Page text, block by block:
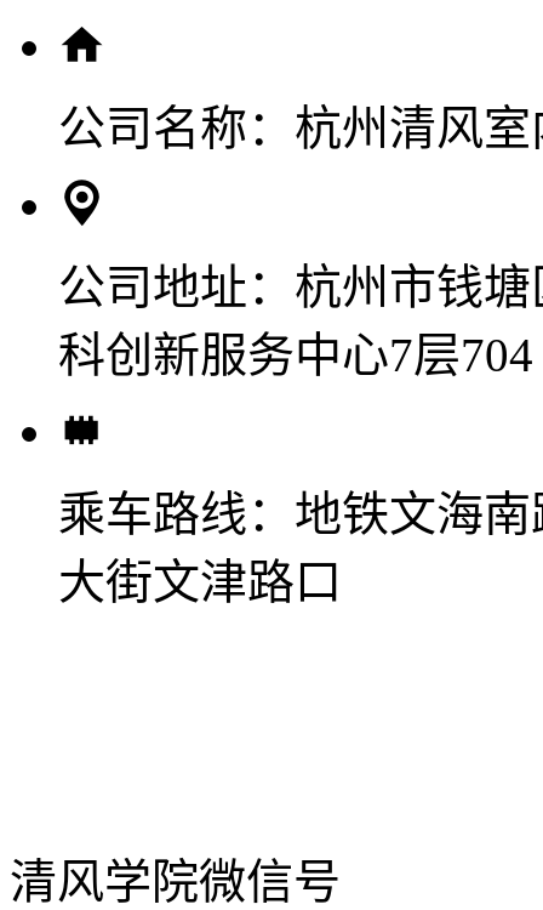
公司名称： 杭州清风
公司地址： 杭州市钱
科创新服务中心7层704
乘车路线： 地铁文海
大街文津路口
清风学院微信号